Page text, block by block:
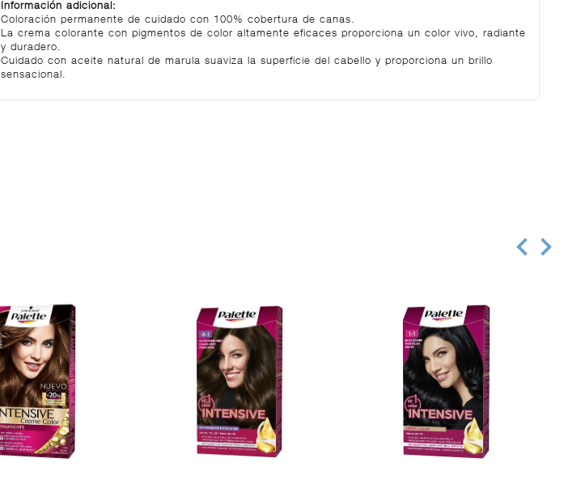
Información adicional:
Coloración permanente de cuidado con 100% cobertura de canas.
La crema colorante con pigmentos de color altamente eficaces proporciona un color vivo, radiante
y duradero.
Cuidado con aceite natural de marula suaviza la superficie del cabello y proporciona un brillo
sensacional.